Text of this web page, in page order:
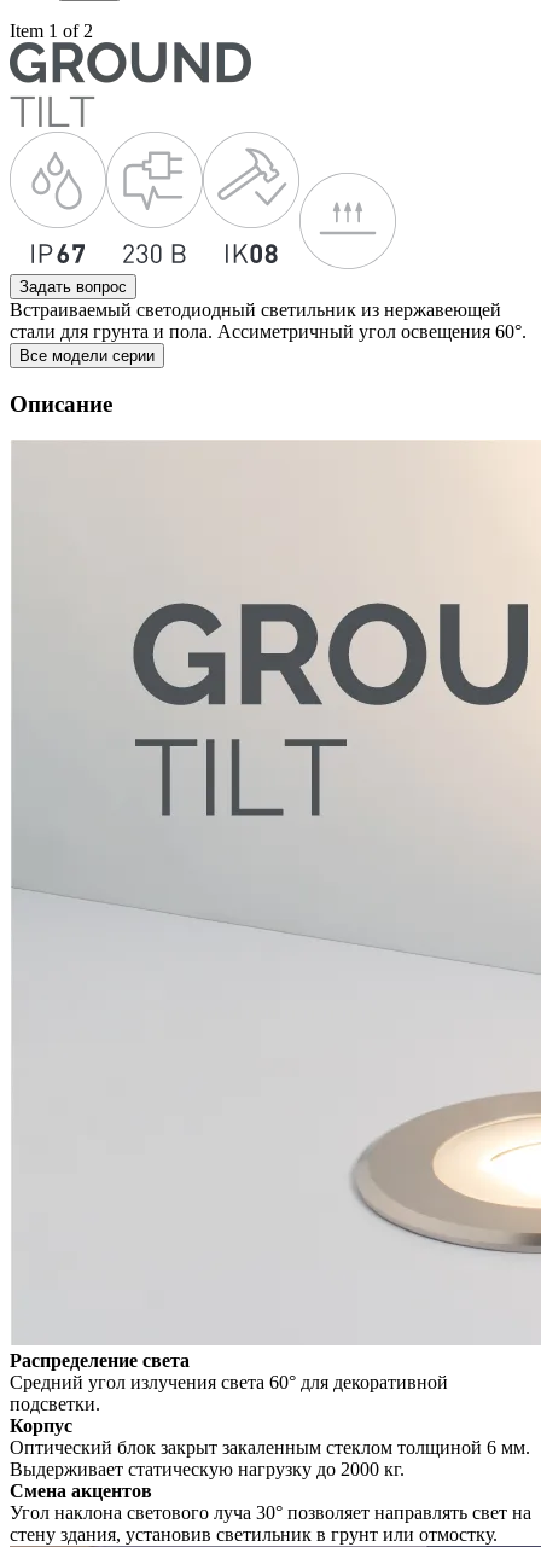
Item 1 of 2
Задать вопрос
Встраиваемый светодиодный светильник из нержавеющей
стали для грунта и пола. Ассиметричный угол освещения 60°.
Все модели серии
Описание
Распределение света
Средний угол излучения света 60° для декоративной
подсветки.
Корпус
Оптический блок закрыт закаленным стеклом толщиной 6 мм.
Выдерживает статическую нагрузку до 2000 кг.
Смена акцентов
Угол наклона светового луча 30° позволяет направлять свет на
стену здания, установив светильник в грунт или отмостку.